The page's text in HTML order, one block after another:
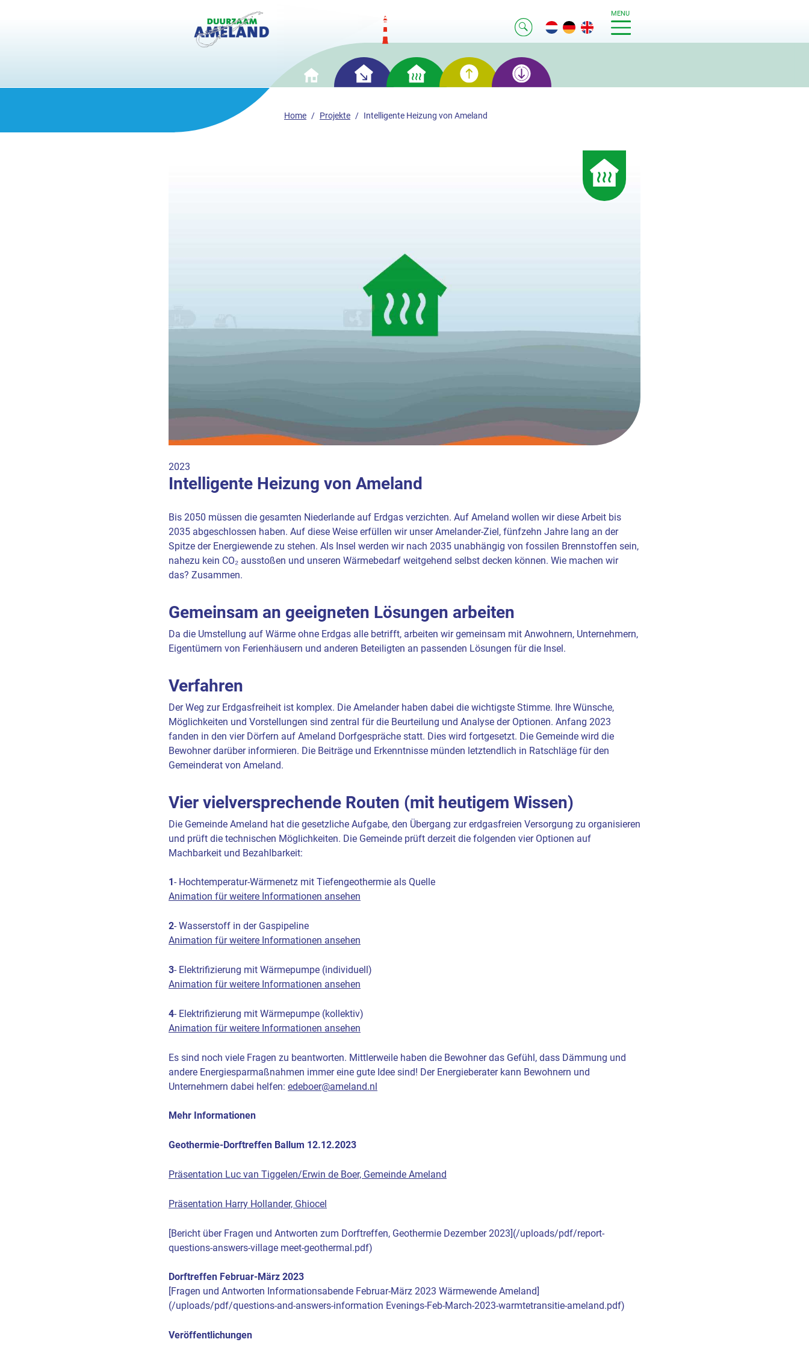
MENU
Home Projekte Intelligente Heizung von Ameland
2023
Intelligente Heizung von Ameland
Bis 2050 müssen die gesamten Niederlande auf Erdgas verzichten. Auf Ameland wollen wir diese Arbeit bis
2035 abgeschlossen haben. Auf diese Weise erfüllen wir unser Amelander-Ziel, fünfzehn Jahre lang an der
Spitze der Energiewende zu stehen. Als Insel werden wir nach 2035 unabhängig von fossilen Brennstoffen sein,
nahezu kein CO₂ ausstoßen und unseren Wärmebedarf weitgehend selbst decken können. Wie machen wir
das? Zusammen.
Gemeinsam an geeigneten Lösungen arbeiten
Da die Umstellung auf Wärme ohne Erdgas alle betrifft, arbeiten wir gemeinsam mit Anwohnern, Unternehmern,
Eigentümern von Ferienhäusern und anderen Beteiligten an passenden Lösungen für die Insel.
Verfahren
Der Weg zur Erdgasfreiheit ist komplex. Die Amelander haben dabei die wichtigste Stimme. Ihre Wünsche,
Möglichkeiten und Vorstellungen sind zentral für die Beurteilung und Analyse der Optionen. Anfang 2023
fanden in den vier Dörfern auf Ameland Dorfgespräche statt. Dies wird fortgesetzt. Die Gemeinde wird die
Bewohner darüber informieren. Die Beiträge und Erkenntnisse münden letztendlich in Ratschläge für den
Gemeinderat von Ameland.
Vier vielversprechende Routen (mit heutigem Wissen)
Die Gemeinde Ameland hat die gesetzliche Aufgabe, den Übergang zur erdgasfreien Versorgung zu organisieren
und prüft die technischen Möglichkeiten. Die Gemeinde prüft derzeit die folgenden vier Optionen auf
Machbarkeit und Bezahlbarkeit:
1- Hochtemperatur-Wärmenetz mit Tiefengeothermie als Quelle
Animation für weitere Informationen ansehen
2- Wasserstoff in der Gaspipeline
Animation für weitere Informationen ansehen
3- Elektrifizierung mit Wärmepumpe (individuell)
Animation für weitere Informationen ansehen
4- Elektrifizierung mit Wärmepumpe (kollektiv)
Animation für weitere Informationen ansehen
Es sind noch viele Fragen zu beantworten. Mittlerweile haben die Bewohner das Gefühl, dass Dämmung und
andere Energiesparmaßnahmen immer eine gute Idee sind! Der Energieberater kann Bewohnern und
Unternehmern dabei helfen: edeboer@ameland.nl
Mehr Informationen
Geothermie-Dorftreffen Ballum 12.12.2023
Präsentation Luc van Tiggelen/Erwin de Boer, Gemeinde Ameland
Präsentation Harry Hollander, Ghiocel
[Bericht über Fragen und Antworten zum Dorftreffen, Geothermie Dezember 2023](/uploads/pdf/report-
questions-answers-village meet-geothermal.pdf)
Dorftreffen Februar-März 2023
[Fragen und Antworten Informationsabende Februar-März 2023 Wärmewende Ameland]
(/uploads/pdf/questions-and-answers-information Evenings-Feb-March-2023-warmtetransitie-ameland.pdf)
Veröffentlichungen